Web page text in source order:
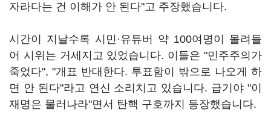
자라다는 건 이해가 안 된다"고 주장했습니다.
시간이 지날수록 시민·유튜버 약 100여명이 몰려들
어 시위는 거세지고 있었습니다. 이들은 "민주주의가
죽었다", "개표 반대한다. 투표함이 밖으로 나오게 하
면 안 된다"라고 연신 소리치고 있습니다. 급기야 "이
재명은 물러나라"면서 탄핵 구호까지 등장했습니다.